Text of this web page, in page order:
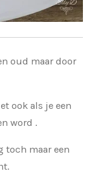
oud maar door
ook als je een
word .
toch maar een